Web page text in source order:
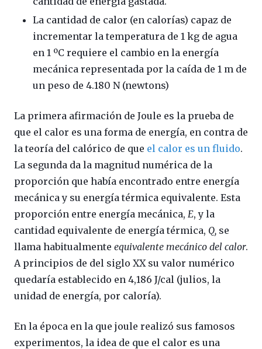
La cantidad de calor (en calorías) capaz de
incrementar la temperatura de 1 kg de agua
en 1 ºC requiere el cambio en la energía
mecánica representada por la caída de 1 m de
un peso de 4.180 N (newtons)
La primera afirmación de Joule es la prueba de
que el calor es una forma de energía, en contra de
la teoría del calórico de que el calor es un fluido.
La segunda da la magnitud numérica de la
proporción que había encontrado entre energía
mecánica y su energía térmica equivalente. Esta
proporción entre energía mecánica, E, y la
cantidad equivalente de energía térmica, Q, se
llama habitualmente equivalente mecánico del calor.
A principios de del siglo XX su valor numérico
quedaría establecido en 4,186 J/cal (julios, la
unidad de energía, por caloría).
En la época en la que joule realizó sus famosos
experimentos, la idea de que el calor es una